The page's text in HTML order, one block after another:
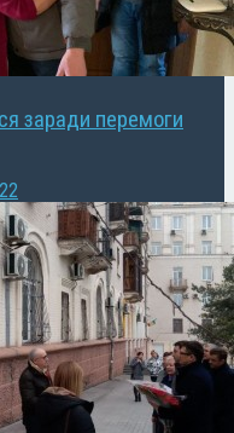
заради перемоги